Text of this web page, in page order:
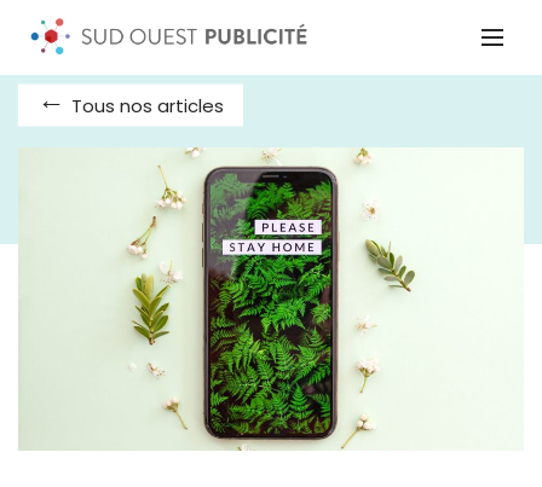
Tous nos articles